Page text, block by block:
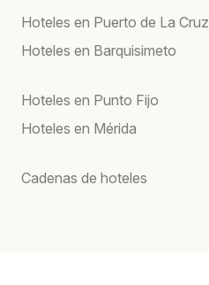
Hoteles en Puerto de La Cruz
Hoteles en Barquisimeto
Hoteles en Punto Fijo
Hoteles en Mérida
Cadenas de hoteles